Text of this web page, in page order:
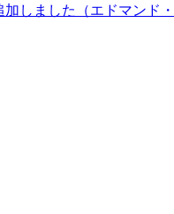
しました（エドマンド・